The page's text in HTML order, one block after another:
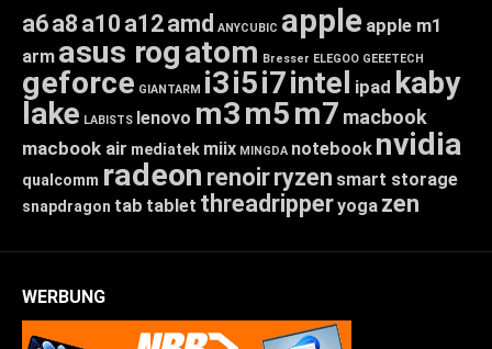
a6a8 a10 a12amd ANYCUBIC apple apple m1
arm asus rogatom Bresser ELEGOO GEEETECH
geforce GIANTARM i3i5i7intel ipad kaby
lake LABISTS lenovo m3m5m7 macbook
macbook air mediatek miix MINGDA notebook nvidia
qualcomm radeon renoirryzen smart storage
snapdragon tab tablet threadripperyoga zen
WERBUNG